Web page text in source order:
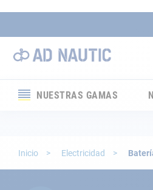
NUESTRAS GAMAS
Electricidad
Inicio Electricidad